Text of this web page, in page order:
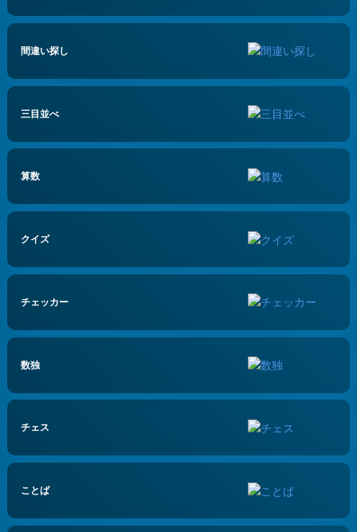
間違い探し
三目並べ
算数
クイズ
チェッカー
数独
チェス
ことば